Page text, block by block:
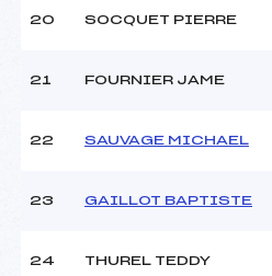
20 SOCQUET PIERRE
21 FOURNIER JAME
22 SAUVAGE MICHAEL
23 GAILLOT BAPTISTE
24 THUREL TEDDY